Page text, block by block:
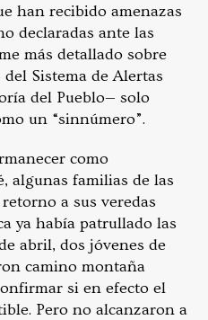
han recibido amenazas
declaradas ante las
más detallado sobre
Sistema de Alertas
del Pueblo— solo
un “sinnúmero”.
como
algunas familias de las
a sus veredas
ya había patrullado las
abril, dos jóvenes de
camino montaña
si en efecto el
Pero no alcanzaron a